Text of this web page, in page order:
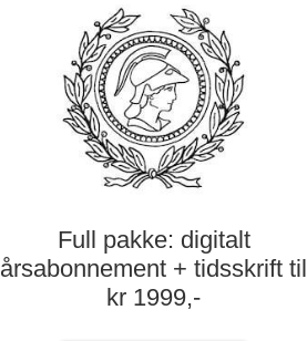
Full pakke: digitalt
årsabonnement + tidsskrift til
kr 1999,-